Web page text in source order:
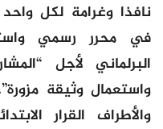
نافذا وغرامة لكل
في محرر رسمي
البرلماني لأجل
واستعمال وثيقة
والأطراف القرار